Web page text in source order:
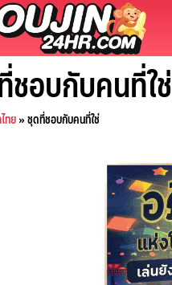
ชอบกับคนที่ใช่
ทย»ชุดที่ชอบกับคนที่ใช่